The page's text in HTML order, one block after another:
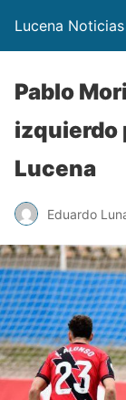
Lucena Noticias
Pablo
izquierdo
Lucena
Eduardo